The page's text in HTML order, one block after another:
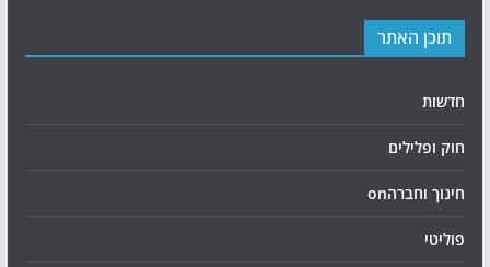
תוכן האתר
חדשות
חוק ופלילים
חינוך וחברהon
פוליטי